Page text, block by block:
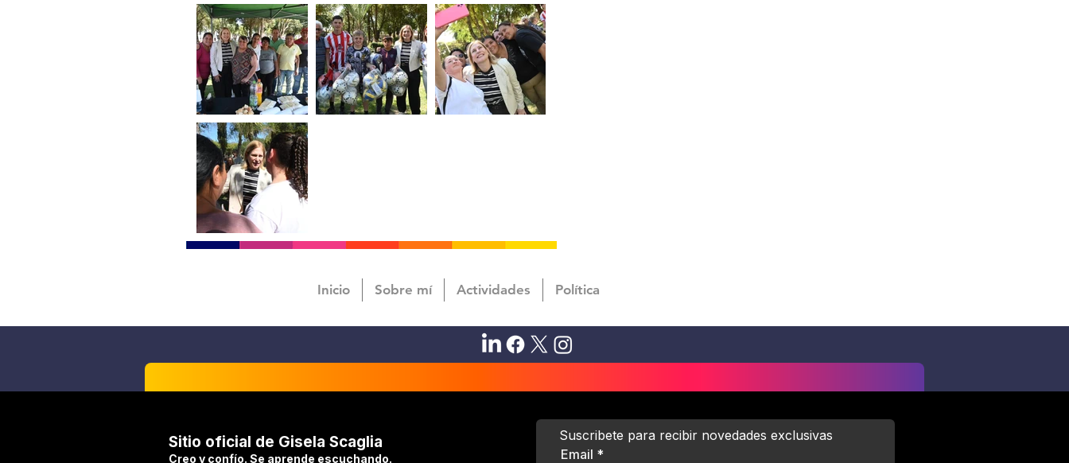
Inicio Sobre mí Actividades Política
Sitio oficial de Gisela Scaglia
Creo y confío. Se aprende escuchando.
Suscribete para recibir novedades exclusivas
Email